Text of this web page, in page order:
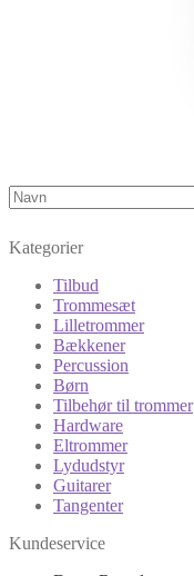
Kategorier
Tilbud
Trommesæt
Lilletrommer
Bækkener
Percussion
Børn
Tilbehør til trommer
Hardware
Eltrommer
Lydudstyr
Guitarer
Tangenter
Kundeservice